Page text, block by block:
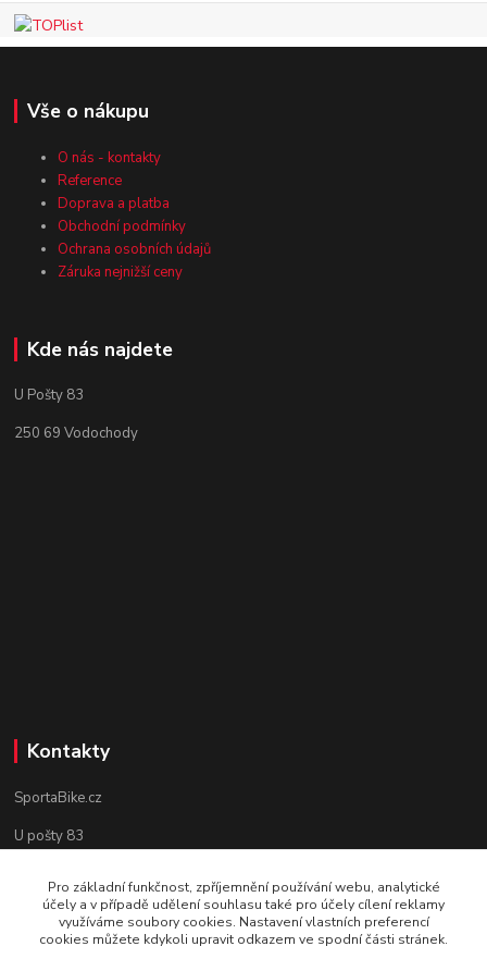
Vše o nákupu
O nás - kontakty
Reference
Doprava a platba
Obchodní podmínky
Ochrana osobních údajů
Záruka nejnižší ceny
Kde nás najdete
U Pošty 83
250 69 Vodochody
Kontakty
SportaBike.cz
U pošty 83
tel.: +420 736 274 612
e-mail: info@sportabike.cz
Pro základní funkčnost, zpříjemnění používání webu, analytické
účely a v případě udělení souhlasu také pro účely cílení reklamy
využíváme soubory cookies. Nastavení vlastních preferencí
cookies můžete kdykoli upravit odkazem ve spodní části stránek.